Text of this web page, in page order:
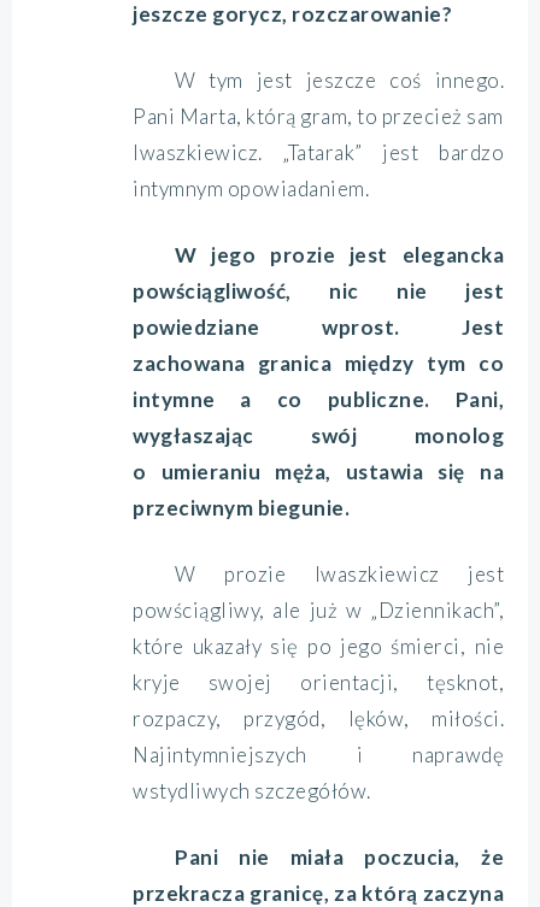
jeszcze gorycz, rozczarowanie?
W tym jest jeszcze coś innego.
Pani Marta, którą gram, to przecież sam
Iwaszkiewicz. „Tatarak” jest bardzo
intymnym opowiadaniem.
W jego prozie jest elegancka
powściągliwość, nic nie jest
powiedziane wprost. Jest
zachowana granica między tym co
intymne a co publiczne. Pani,
wygłaszając swój monolog
o umieraniu męża, ustawia się na
przeciwnym biegunie.
W prozie Iwaszkiewicz jest
powściągliwy, ale już w „Dziennikach”,
które ukazały się po jego śmierci, nie
kryje swojej orientacji, tęsknot,
rozpaczy, przygód, lęków, miłości.
Najintymniejszych i naprawdę
wstydliwych szczegółów.
Pani nie miała poczucia, że
przekracza granicę, za którą zaczyna